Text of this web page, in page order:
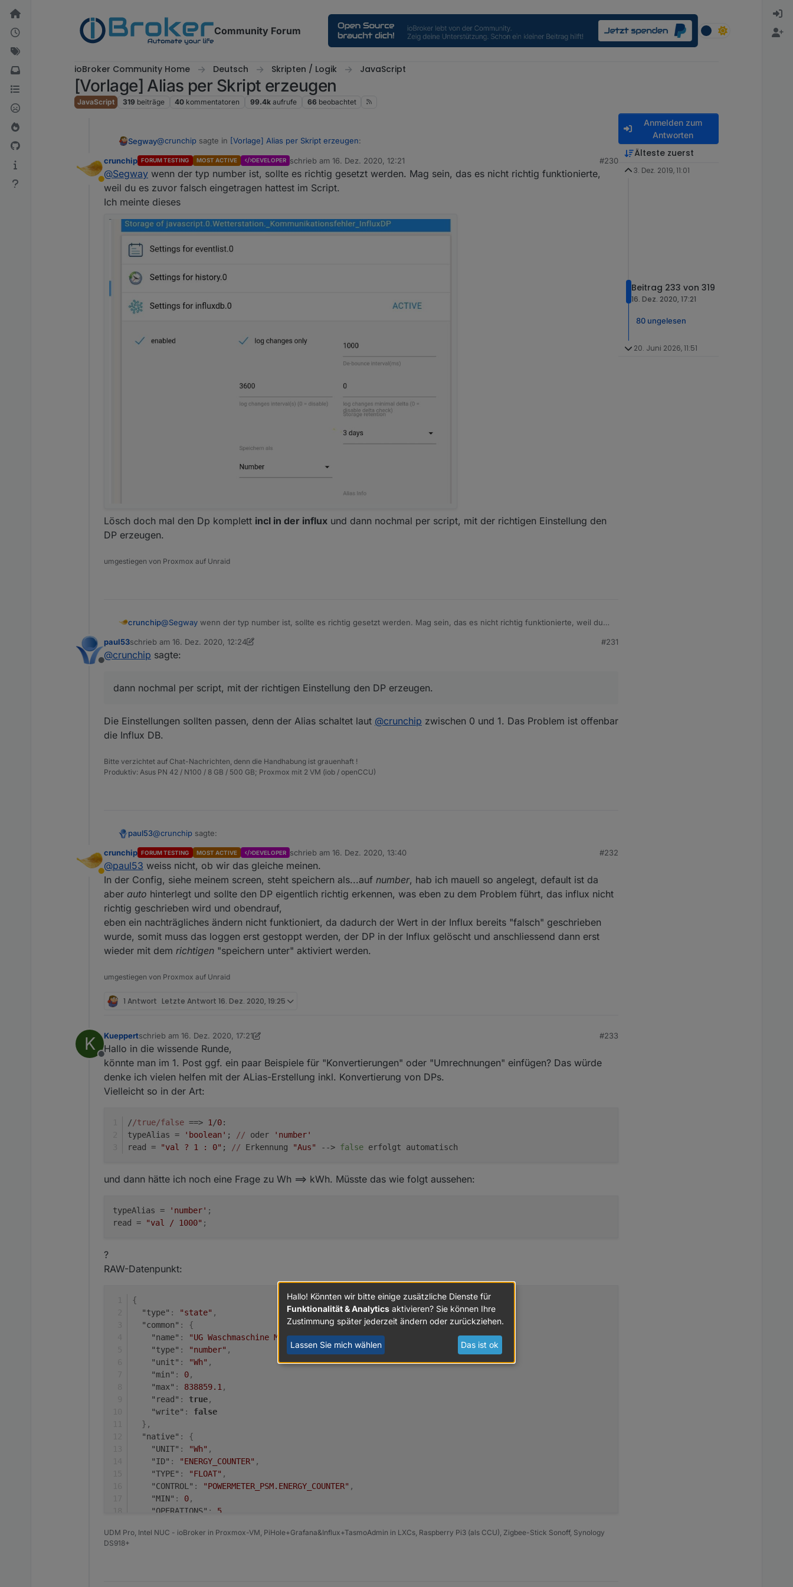
Weiter zum Inhalt
Community Forum
ioBroker Community Home Deutsch Skripten / Logik JavaScript
[Vorlage] Alias per Skript erzeugen
JavaScript 319 beiträge 40 kommentatoren 99.4k aufrufe 66 beobachtet
Segway@crunchip sagte in [Vorlage] Alias per Skript erzeugen:
@ Segwaywenn 1 und 0 im Datenpunkt geschrieben wird, passt es doch.
Klick doch rechts mal auf den Schraubenschlüssel beim Datenpunkt und guck unter influx nach, was da angegeben
ist. Da muss number angegeben sein. Wenn nicht, erst deaktivieren, dann in der influx den DP löschen, dann das
loggen (Number) wieder aktivieren.
Ich hatte dochHIERgenau das gepostet.
es landet halt NICHT number im Wert und die Lösung es manuell zu ändern ist doch keine Lösung. Warum ? Weil ich ca. 30-
Daher die Frage wo das problem liegt um es gleich richtig zu machen
Abwesend
crunchip FORUM TESTING MOST ACTIVE DEVELOPER schrieb am 16. Dez. 2020, 12:21
zuletzt editiert von
#230
@Segway wenn der typ number ist, sollte es richtig gesetzt werden. Mag sein, das es nicht richtig funktionierte,
weil du es zuvor falsch eingetragen hattest im Script.
Ich meinte dieses
Lösch doch mal den Dp komplett incl in der influx und dann nochmal per script, mit der richtigen Einstellung den
DP erzeugen.
umgestiegen von Proxmox auf Unraid
crunchip@Segway wenn der typ number ist, sollte es richtig gesetzt werden. Mag sein, das es nicht richtig funktionierte, weil du
Ich meinte dieses
Lösch doch mal den Dp komplett
Offline
paul53schrieb am 16. Dez. 2020, 12:24
zuletzt editiert von paul53
#231
@crunchip sagte:
dann nochmal per script, mit der richtigen Einstellung den DP erzeugen.
Die Einstellungen sollten passen, denn der Alias schaltet laut @crunchip zwischen 0 und 1. Das Problem ist offenbar
die Influx DB.
Bitte verzichtet auf Chat-Nachrichten, denn die Handhabung ist grauenhaft !
Produktiv: Asus PN 42 / N100 / 8 GB / 500 GB; Proxmox mit 2 VM (iob / openCCU)
paul53@crunchip sagte:
dann nochmal per script, mit der richtigen Einstellung den DP erzeugen.
Die Einstellungen sollten passen, denn der Alias schaltet laut@crunchip zwischen 0 und 1. Das Problem ist offenbar die
Influx DB.
Abwesend
crunchip FORUM TESTING MOST ACTIVE DEVELOPER schrieb am 16. Dez. 2020, 13:40
zuletzt editiert von
#232
@paul53 weiss nicht, ob wir das gleiche meinen.
In der Config, siehe meinem screen, steht speichern als...auf number, hab ich mauell so angelegt, default ist da
aber auto hinterlegt und sollte den DP eigentlich richtig erkennen, was eben zu dem Problem führt, das influx nicht
richtig geschrieben wird und obendrauf,
eben ein nachträgliches ändern nicht funktioniert, da dadurch der Wert in der Influx bereits "falsch" geschrieben
wurde, somit muss das loggen erst gestoppt werden, der DP in der Influx gelöscht und anschliessend dann erst
wieder mit dem richtigen "speichern unter" aktiviert werden.
umgestiegen von Proxmox auf Unraid
1 Antwort Letzte Antwort 16. Dez. 2020, 19:25
K
Offline
Kueppertschrieb am 16. Dez. 2020, 17:21
zuletzt editiert von Kueppert
#233
Hallo in die wissende Runde,
könnte man im 1. Post ggf. ein paar Beispiele für "Konvertierungen" oder "Umrechnungen" einfügen? Das würde
denke ich vielen helfen mit der ALias-Erstellung inkl. Konvertierung von DPs.
Vielleicht so in der Art:
//true/false ==> 1/0:
typeAlias =
'boolean' ; // oder
'number'
read =
"val ? 1 : 0" ; // Erkennung "Aus" --> false erfolgt automatisch
und dann hätte ich noch eine Frage zu Wh ==> kWh. Müsste das wie folgt aussehen:
typeAlias = 'number' ;
read
= "val / 1000" ;
?
RAW-Datenpunkt:
{
"type" : "state" ,
"common" :
{
"name" : "UG Waschmaschine Messwert.ENERGY_COUNTER"
"type" : "number" ,
"unit" : "Wh" ,
"min" : 0,
"max" : 838859.1,
"read" : true,
"write" :
false
} ,
"native" :
{
"UNIT" : "Wh" ,
"ID" : "ENERGY_COUNTER" ,
"TYPE" : "FLOAT" ,
"CONTROL" : "POWERMETER_PSM.ENERGY_COUNTER" ,
"MIN" : 0,
"OPERATIONS" : 5
"FLAGS": 1,
UDM Pro, Intel NUC - ioBroker in Proxmox-VM, PiHole+Grafana&Influx+TasmoAdmin in LXCs, Raspberry Pi3 (als CCU), Zigbee-Stick Sonoff, Synology
DS918+
Anmelden zum
Antworten
Älteste zuerst
3. Dez. 2019, 11:01
Beitrag 233 von 319
16. Dez. 2020, 17:21
80 ungelesen
20. Juni 2026, 11:51
Hallo! Könnten wir bitte einige zusätzliche Dienste für
Funktionalität & Analytics aktivieren? Sie können Ihre
Zustimmung später jederzeit ändern oder zurückziehen.
Lassen Sie mich wählen Das ist ok